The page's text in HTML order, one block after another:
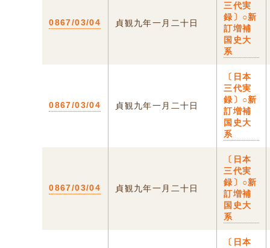
0867/03/04 貞観九年一月二十日
三代実
録〕○新
訂増補
国史大
系
0867/03/04 貞観九年一月二十日
〔日本
三代実
録〕○新
訂増補
国史大
系
0867/03/04 貞観九年一月二十日
〔日本
三代実
録〕○新
訂増補
国史大
系
〔日本